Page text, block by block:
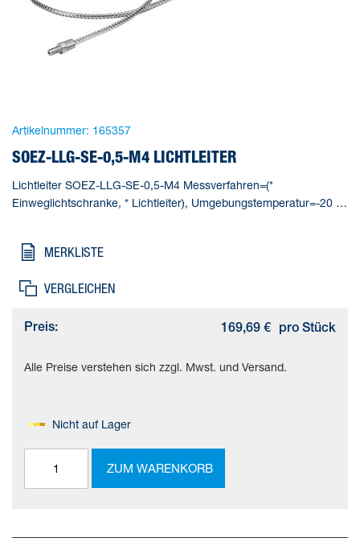
Artikelnummer: 165357
SOEZ-LLG-SE-0,5-M4 LICHTLEITER
Lichtleiter SOEZ-LLG-SE-0,5-M4 Messverfahren=(*
Einweglichtschranke, * Lichtleiter), Umgebungstemperatur=-20 -
MERKLISTE
VERGLEICHEN
Preis: 169,69 € pro Stück
Alle Preise verstehen sich zzgl. Mwst. und Versand.
Nicht auf Lager
ZUM WARENKORB